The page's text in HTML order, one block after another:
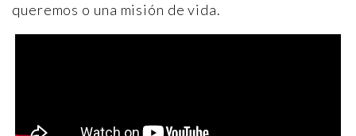
queremos o una misión de vida.